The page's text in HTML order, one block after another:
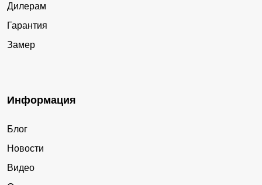
Дилерам
Гарантия
Замер
Информация
Блог
Новости
Видео